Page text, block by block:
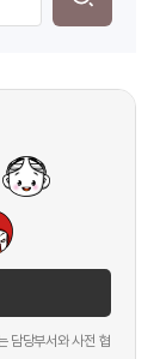
담당부서와 사전 협